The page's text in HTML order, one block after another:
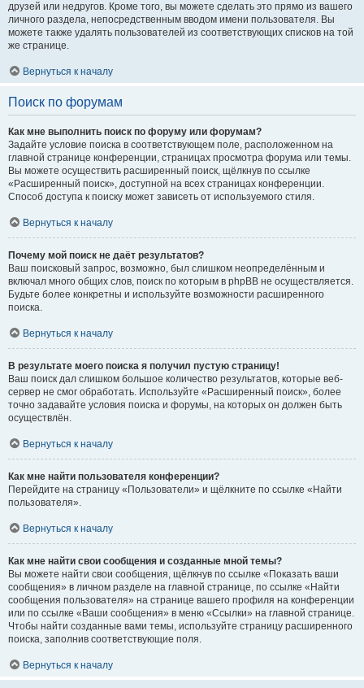
друзей или недругов. Кроме того, вы можете сделать это прямо из вашего
личного раздела, непосредственным вводом имени пользователя. Вы
можете также удалять пользователей из соответствующих списков на той
же странице.
Вернуться к началу
Поиск по форумам
Как мне выполнить поиск по форуму или форумам?
Задайте условие поиска в соответствующем поле, расположенном на
главной странице конференции, страницах просмотра форума или темы.
Вы можете осуществить расширенный поиск, щёлкнув по ссылке
«Расширенный поиск», доступной на всех страницах конференции.
Способ доступа к поиску может зависеть от используемого стиля.
Вернуться к началу
Почему мой поиск не даёт результатов?
Ваш поисковый запрос, возможно, был слишком неопределённым и
включал много общих слов, поиск по которым в phpBB не осуществляется.
Будьте более конкретны и используйте возможности расширенного
поиска.
Вернуться к началу
В результате моего поиска я получил пустую страницу!
Ваш поиск дал слишком большое количество результатов, которые веб-
сервер не смог обработать. Используйте «Расширенный поиск», более
точно задавайте условия поиска и форумы, на которых он должен быть
осуществлён.
Вернуться к началу
Как мне найти пользователя конференции?
Перейдите на страницу «Пользователи» и щёлкните по ссылке «Найти
пользователя».
Вернуться к началу
Как мне найти свои сообщения и созданные мной темы?
Вы можете найти свои сообщения, щёлкнув по ссылке «Показать ваши
сообщения» в личном разделе на главной странице, по ссылке «Найти
сообщения пользователя» на странице вашего профиля на конференции
или по ссылке «Ваши сообщения» в меню «Ссылки» на главной странице.
Чтобы найти созданные вами темы, используйте страницу расширенного
поиска, заполнив соответствующие поля.
Вернуться к началу